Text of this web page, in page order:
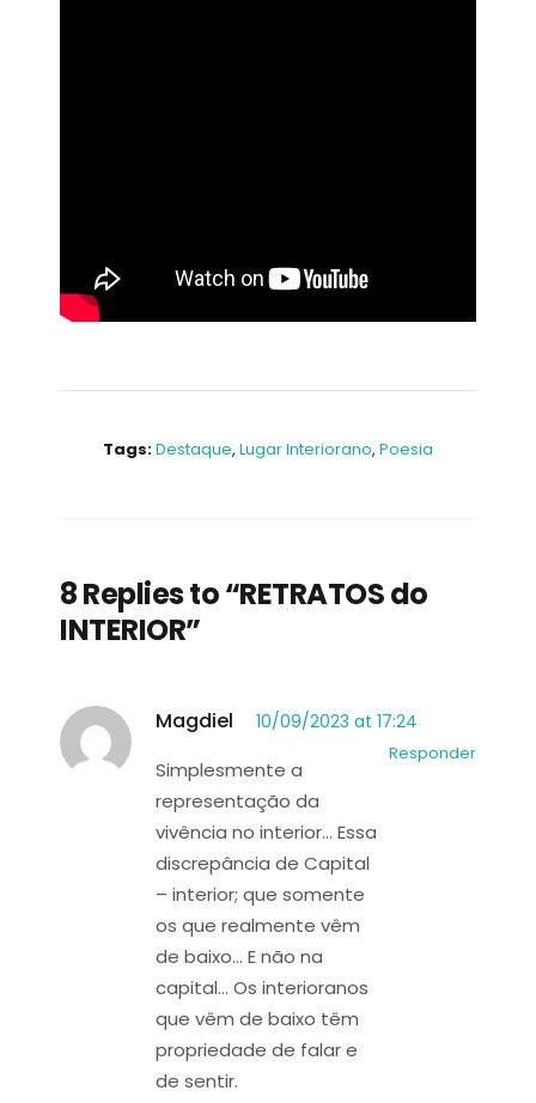
Tags:Destaque, Lugar Interiorano, Poesia
8 Replies to “RETRATOS do
INTERIOR”
Magdiel 10/09/2023 at 17:24
Responder
Simplesmente a
representação da
vivência no interior… Essa
discrepância de Capital
– interior; que somente
os que realmente vêm
de baixo… E não na
capital… Os interioranos
que vêm de baixo têm
propriedade de falar e
de sentir.